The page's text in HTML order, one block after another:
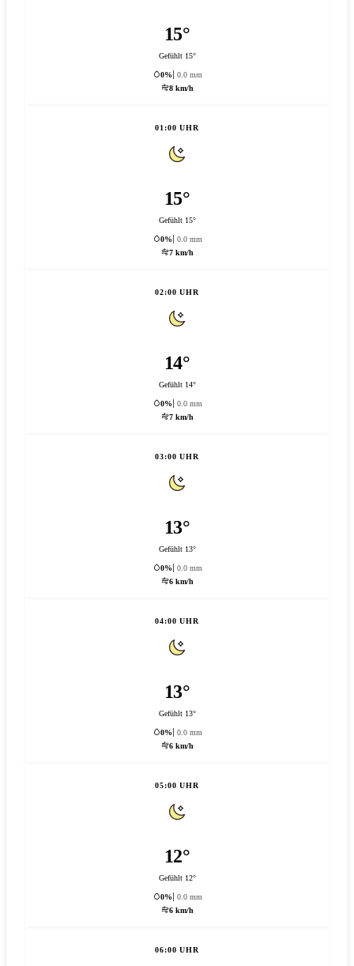
15°
Gefühlt 15°
0%
0.0 mm
8 km/h
01:00 UHR
15°
Gefühlt 15°
0%
0.0 mm
7 km/h
02:00 UHR
14°
Gefühlt 14°
0%
0.0 mm
7 km/h
03:00 UHR
13°
Gefühlt 13°
0%
0.0 mm
6 km/h
04:00 UHR
13°
Gefühlt 13°
0%
0.0 mm
6 km/h
05:00 UHR
12°
Gefühlt 12°
0%
0.0 mm
6 km/h
06:00 UHR